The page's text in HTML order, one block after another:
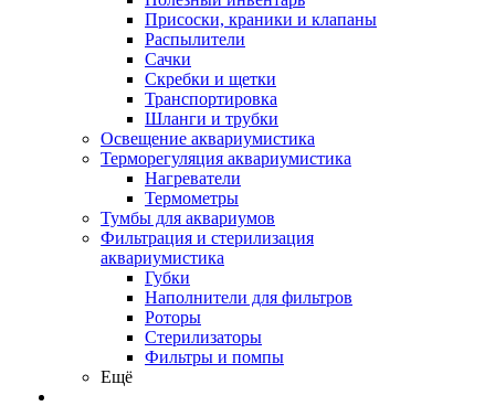
Присоски, краники и клапаны
Распылители
Сачки
Скребки и щетки
Транспортировка
Шланги и трубки
Освещение аквариумистика
Терморегуляция аквариумистика
Нагреватели
Термометры
Тумбы для аквариумов
Фильтрация и стерилизация
аквариумистика
Губки
Наполнители для фильтров
Роторы
Стерилизаторы
Фильтры и помпы
Ещё